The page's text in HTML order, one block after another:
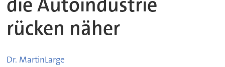
rücken näher
Dr. MartinLarge